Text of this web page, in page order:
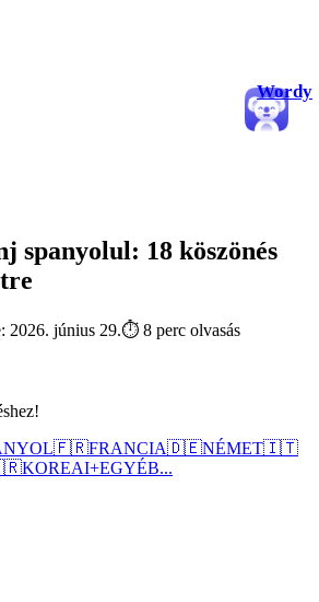
Wordy
spanyolul: 18 köszönés
2026. június 29.⏱ 8 perc olvasás
🇫🇷FRANCIA🇩🇪NÉMET🇮🇹
KOREAI+EGYÉB...